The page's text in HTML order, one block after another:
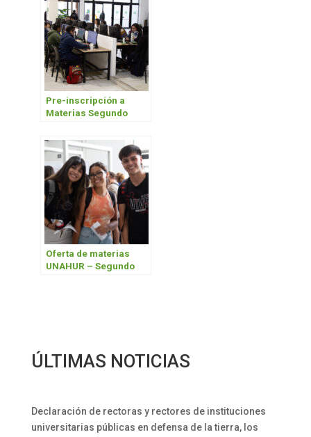
Pre-inscripción a
Materias Segundo
Oferta de materias
UNAHUR – Segundo
ÚLTIMAS NOTICIAS
Declaración de rectoras y rectores de instituciones
universitarias públicas en defensa de la tierra, los